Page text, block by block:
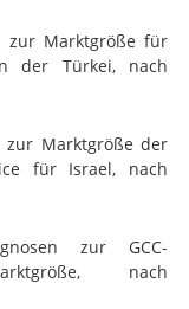
zur Marktgröße für
der Türkei, nach
zur Marktgröße der
für Israel, nach
zur GCC-
Marktgröße, nach